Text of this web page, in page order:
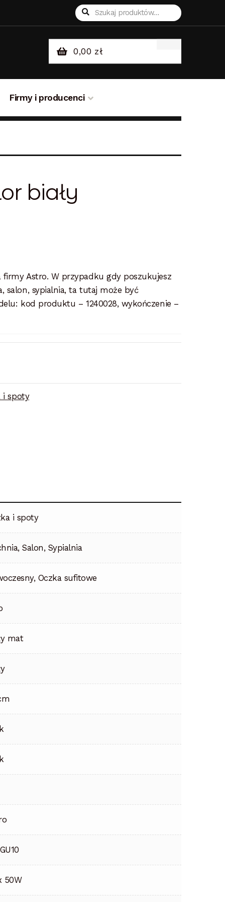
Szukaj:
Szukaj
0,00 zł
Firmy i producenci
biały
Astro. W przypadku gdy poszukujesz
salon, sypialnia, ta tutaj może być
kod produktu – 1240028, wykończenie –
i spoty
i spoty
Salon, Sypialnia
Oczka sufitowe
mat
50W